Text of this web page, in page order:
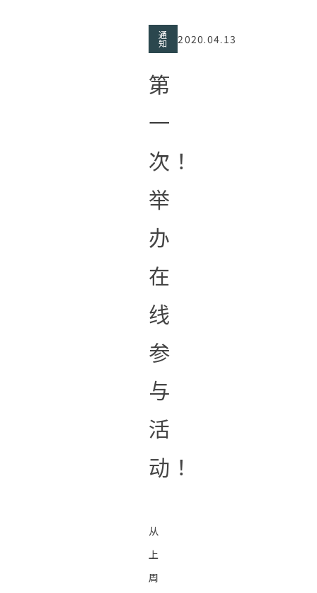
通
知 2020.04.13
第
一
次！
举
办
在
线
参
与
活
动！
从
上
周